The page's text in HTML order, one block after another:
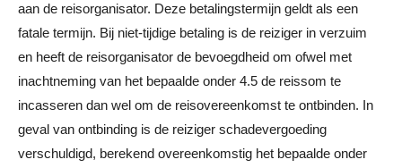
aan de reisorganisator. Deze betalingstermijn geldt als een
fatale termijn. Bij niet-tijdige betaling is de reiziger in verzuim
en heeft de reisorganisator de bevoegdheid om ofwel met
inachtneming van het bepaalde onder 4.5 de reissom te
incasseren dan wel om de reisovereenkomst te ontbinden. In
geval van ontbinding is de reiziger schadevergoeding
verschuldigd, berekend overeenkomstig het bepaalde onder